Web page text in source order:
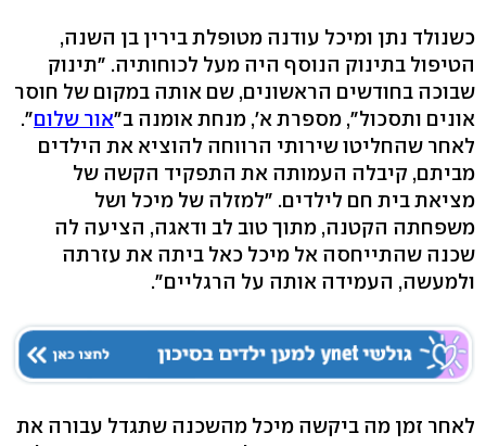
כשנולד נתן ומיכל עודנה מטופלת בירין בן השנה,
הטיפול בתינוק הנוסף היה מעל לכוחותיה. "תינוק
שבוכה בחודשים הראשונים, שם אותה במקום של חוסר
אונים ותסכול", מספרת א', מנחת אומנה ב"אור שלום".
לאחר שהחליטו שירותי הרווחה להוציא את הילדים
מביתם, קיבלה העמותה את התפקיד הקשה של
מציאת בית חם לילדים. "למזלה של מיכל ושל
משפחתה הקטנה, מתוך טוב לב ודאגה, הציעה לה
שכנה שהתייחסה אל מיכל כאל ביתה את עזרתה
ולמעשה, העמידה אותה על הרגליים".
לאחר זמן מה ביקשה מיכל מהשכנה שתגדל עבורה את